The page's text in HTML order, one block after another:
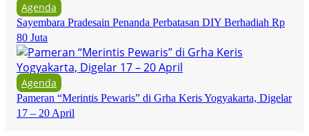
Agenda
Sayembara Pradesain Penanda Perbatasan DIY Berhadiah Rp
80 Juta
Agenda
Pameran “Merintis Pewaris” di Grha Keris Yogyakarta, Digelar
17 – 20 April